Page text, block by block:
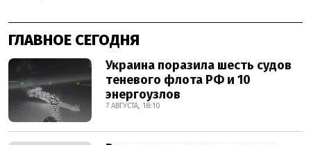
ГЛАВНОЕ СЕГОДНЯ
Украина поразила шесть судов
теневого флота РФ и 10
энергоузлов
7 АВГУСТА, 18:10